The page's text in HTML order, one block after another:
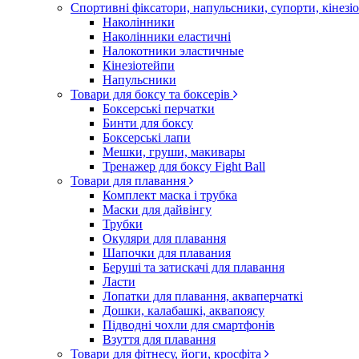
Спортивні фіксатори, напульсники, супорти,
Наколінники
Наколінники еластичні
Налокотники эластичные
Кінезіотейпи
Напульсники
Товари для боксу та боксерів
Боксерські перчатки
Бинти для боксу
Боксерські лапи
Мешки, груши, макивары
Тренажер для боксу Fight Ball
Товари для плавання
Комплект маска і трубка
Маски для дайвінгу
Трубки
Окуляри для плавання
Шапочки для плавания
Беруші та затискачі для плавання
Ласти
Лопатки для плавання, акваперчаткі
Дошки, калабашкі, аквапоясу
Підводні чохли для смартфонів
Взуття для плавання
Товари для фітнесу, йоги, кросфіта